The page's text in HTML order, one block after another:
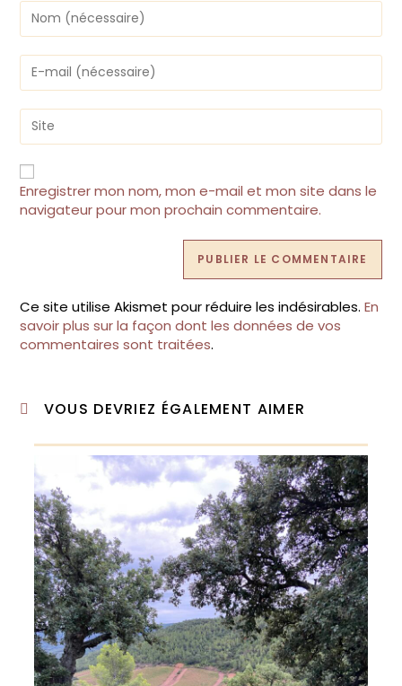
Enter
your
name
or
username
to
comment
Enter
your
email
address
to
comment
Saisir
l’URL
de
votre
site
(facultatif)
Enregistrer mon nom, mon e-mail et mon site dans le
navigateur pour mon prochain commentaire.
Ce site utilise Akismet pour réduire les indésirables.En
savoir plus sur la façon dont les données de vos
commentaires sont traitées.
VOUS DEVRIEZ ÉGALEMENT AIMER